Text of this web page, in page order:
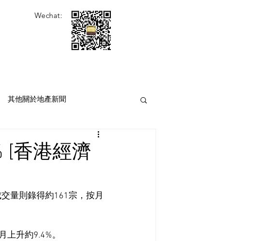
Wechat:
其他關於地產新聞
[香港經濟
量則錄得約161宗，按月
升約9.4%。